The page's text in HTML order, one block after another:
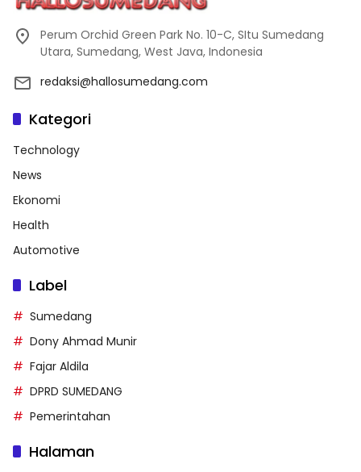
Perum Orchid Green Park No. 10-C, SItu Sumedang
Utara, Sumedang, West Java, Indonesia
redaksi@hallosumedang.com
Kategori
Technology
News
Ekonomi
Health
Automotive
Label
Sumedang
Dony Ahmad Munir
Fajar Aldila
DPRD SUMEDANG
Pemerintahan
Halaman